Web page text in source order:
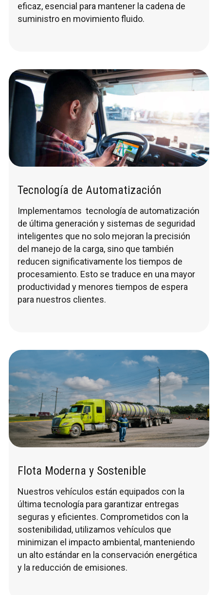
eficaz, esencial para mantener la cadena de
suministro en movimiento fluido.
Tecnología de Automatización
Implementamos tecnología de automatización
de última generación y sistemas de seguridad
inteligentes que no solo mejoran la precisión
del manejo de la carga, sino que también
reducen significativamente los tiempos de
procesamiento. Esto se traduce en una mayor
productividad y menores tiempos de espera
para nuestros clientes.
Flota Moderna y Sostenible
Nuestros vehículos están equipados con la
última tecnología para garantizar entregas
seguras y eficientes. Comprometidos con la
sostenibilidad, utilizamos vehículos que
minimizan el impacto ambiental, manteniendo
un alto estándar en la conservación energética
y la reducción de emisiones.